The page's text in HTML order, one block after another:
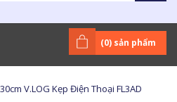
(0) sản phẩm
V.LOG Kẹp Điện Thoại FL3AD